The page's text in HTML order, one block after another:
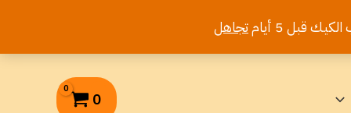
تجاهل
0